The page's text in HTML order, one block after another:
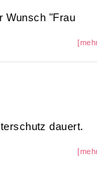
Wunsch "Frau
dauert.